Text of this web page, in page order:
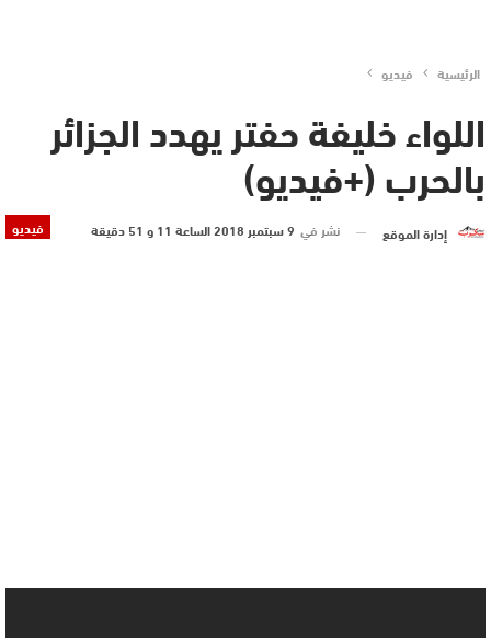
الرئيسية فيديو
اللواء خليفة حفتر يهدد الجزائر
بالحرب (+فيديو)
فيديو إدارة الموقع نشر في 9 سبتمبر 2018 الساعة 11 و 51 دقيقة